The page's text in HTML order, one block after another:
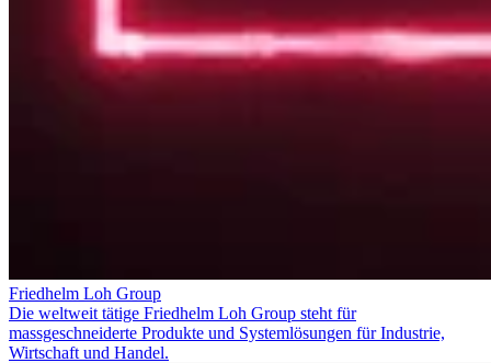
Friedhelm Loh Group
Die weltweit tätige Friedhelm Loh Group steht für
massgeschneiderte Produkte und Systemlösungen für Industrie,
Wirtschaft und Handel.